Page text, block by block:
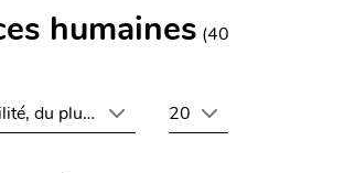
humaines (40
du plus récent au plus ancien
20